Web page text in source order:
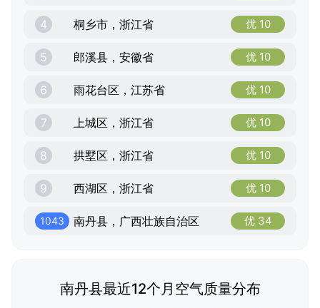
4 桐乡市，浙江省 优 10
5 郎溪县，安徽省 优 10
6 雨花台区，江苏省 优 10
7 上城区，浙江省 优 10
8 拱墅区，浙江省 优 10
9 西湖区，浙江省 优 10
1043 南丹县，广西壮族自治区 优 34
南丹县最近12个月空气质量分布